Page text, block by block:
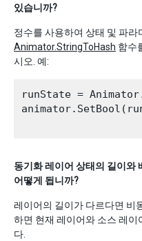
있습니까?
정수를 사용하여 상태 및 파
Animator.StringToHash 함수
시오. 예:
runState =
동기화 레이어 상태의 길이와
어떻게 됩니까?
레이어의 길이가 다르다면 비
하면 현재 레이어와 소스 레이
다.